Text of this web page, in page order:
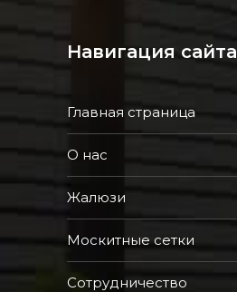
Навигация сайта
Главная страница
О нас
Жалюзи
Москитные сетки
Сотрудничество